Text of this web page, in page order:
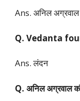
Ans. अनिल अग्रवाल
Q. Vedanta
Ans. लंदन
Q. अनिल अग्रवाल